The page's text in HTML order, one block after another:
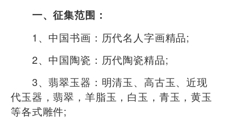
一、征集范围：
1、中国书画：历代名人字画精品;
2、中国陶瓷：历代陶瓷精品;
3、翡翠玉器：明清玉、高古玉、近现
代玉器，翡翠，羊脂玉，白玉，青玉，黄玉
等各式雕件;